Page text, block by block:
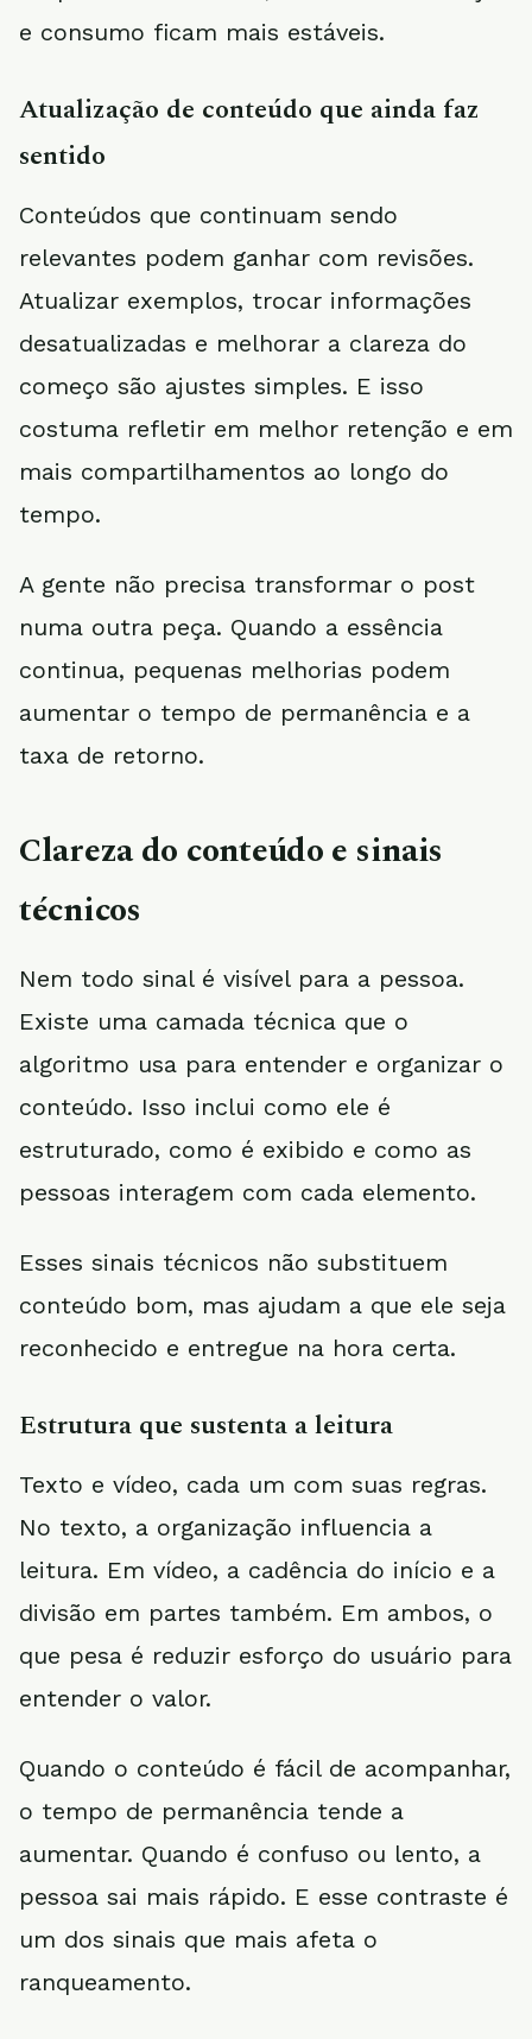
e consumo ficam mais estáveis.
Atualização de conteúdo que ainda faz
sentido
Conteúdos que continuam sendo
relevantes podem ganhar com revisões.
Atualizar exemplos, trocar informações
desatualizadas e melhorar a clareza do
começo são ajustes simples. E isso
costuma refletir em melhor retenção e em
mais compartilhamentos ao longo do
tempo.
A gente não precisa transformar o post
numa outra peça. Quando a essência
continua, pequenas melhorias podem
aumentar o tempo de permanência e a
taxa de retorno.
Clareza do conteúdo e sinais
técnicos
Nem todo sinal é visível para a pessoa.
Existe uma camada técnica que o
algoritmo usa para entender e organizar o
conteúdo. Isso inclui como ele é
estruturado, como é exibido e como as
pessoas interagem com cada elemento.
Esses sinais técnicos não substituem
conteúdo bom, mas ajudam a que ele seja
reconhecido e entregue na hora certa.
Estrutura que sustenta a leitura
Texto e vídeo, cada um com suas regras.
No texto, a organização influencia a
leitura. Em vídeo, a cadência do início e a
divisão em partes também. Em ambos, o
que pesa é reduzir esforço do usuário para
entender o valor.
Quando o conteúdo é fácil de acompanhar,
o tempo de permanência tende a
aumentar. Quando é confuso ou lento, a
pessoa sai mais rápido. E esse contraste é
um dos sinais que mais afeta o
ranqueamento.